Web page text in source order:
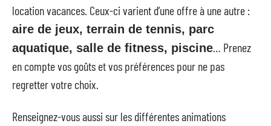
location vacances. Ceux-ci varient d’une offre à une autre :
aire de jeux, terrain de tennis, parc
aquatique, salle de fitness, piscine… Prenez
en compte vos goûts et vos préférences pour ne pas
regretter votre choix.
Renseignez-vous aussi sur les différentes animations